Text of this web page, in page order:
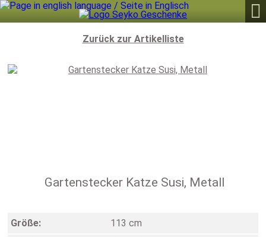

Zurück zur Artikelliste
Gartenstecker Katze Susi, Metall
Größe:
113 cm